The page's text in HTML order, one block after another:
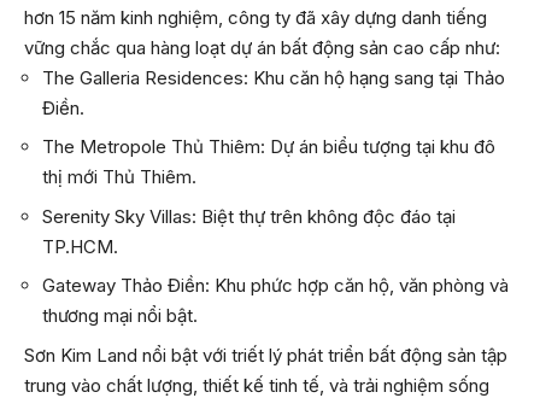
hơn 15 năm kinh nghiệm, công ty đã xây dựng danh tiếng
vững chắc qua hàng loạt dự án bất động sản cao cấp như:
The Galleria Residences: Khu căn hộ hạng sang tại Thảo
Điền.
The Metropole Thủ Thiêm: Dự án biểu tượng tại khu đô
thị mới Thủ Thiêm.
Serenity Sky Villas: Biệt thự trên không độc đáo tại
TP.HCM.
Gateway Thảo Điền: Khu phức hợp căn hộ, văn phòng và
thương mại nổi bật.
Sơn Kim Land nổi bật với triết lý phát triển bất động sản tập
trung vào chất lượng, thiết kế tinh tế, và trải nghiệm sống